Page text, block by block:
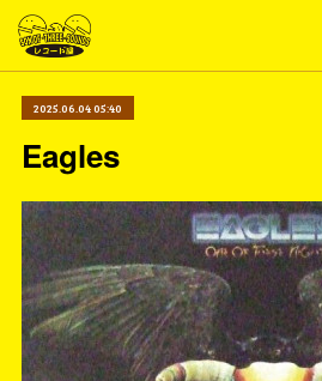
2025.06.04 05:40
Eagles